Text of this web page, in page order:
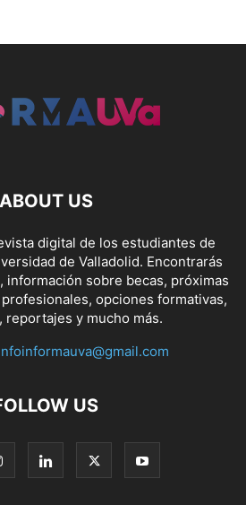
ABOUT US
digital de los estudiantes de
de Valladolid. Encontrarás
información sobre becas, próximas
opciones formativas,
reportajes y mucho más.
US